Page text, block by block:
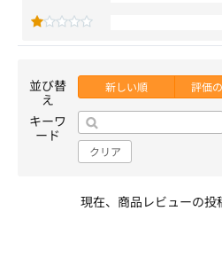
並び替
え
新しい順 評価
キーワ
ード
クリア
現在、商品レビューの投